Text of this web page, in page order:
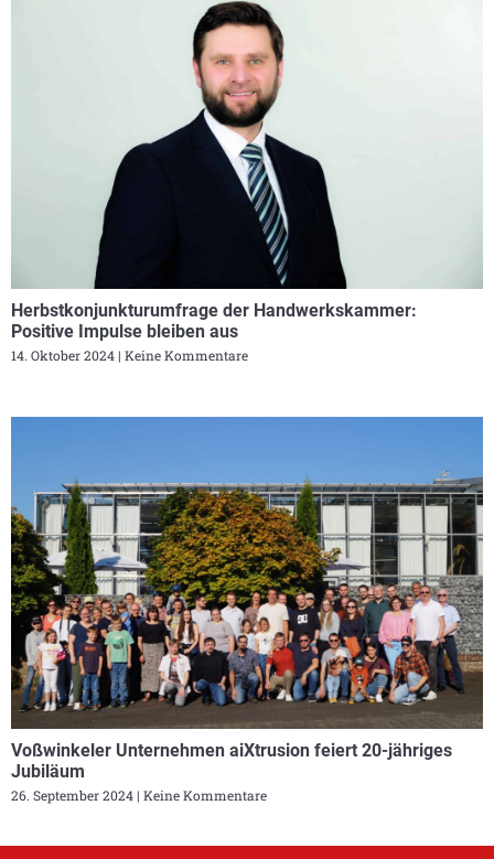
Herbstkonjunkturumfrage der Handwerkskammer:
Positive Impulse bleiben aus
14. Oktober 2024 Keine Kommentare
Voßwinkeler Unternehmen aiXtrusion feiert 20-jähriges
Jubiläum
26. September 2024 Keine Kommentare